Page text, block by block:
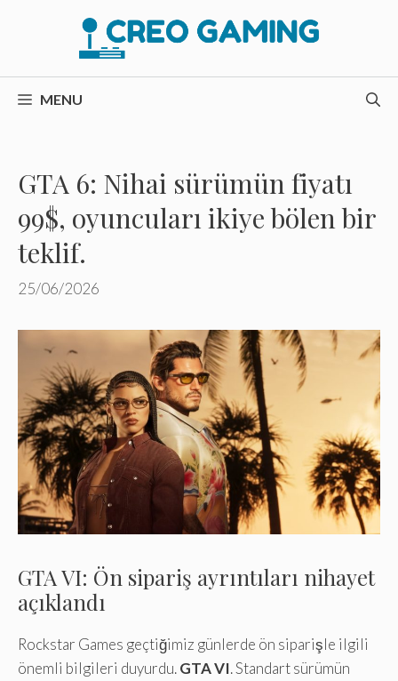
MENU
GTA 6: Nihai sürümün fiyatı
99$, oyuncuları ikiye bölen bir
teklif.
25/06/2026
GTA VI: Ön sipariş ayrıntıları nihayet
açıklandı
Rockstar Games geçtiğimiz günlerde ön siparişle ilgili
önemli bilgileri duyurdu.GTA VI. Standart sürümün